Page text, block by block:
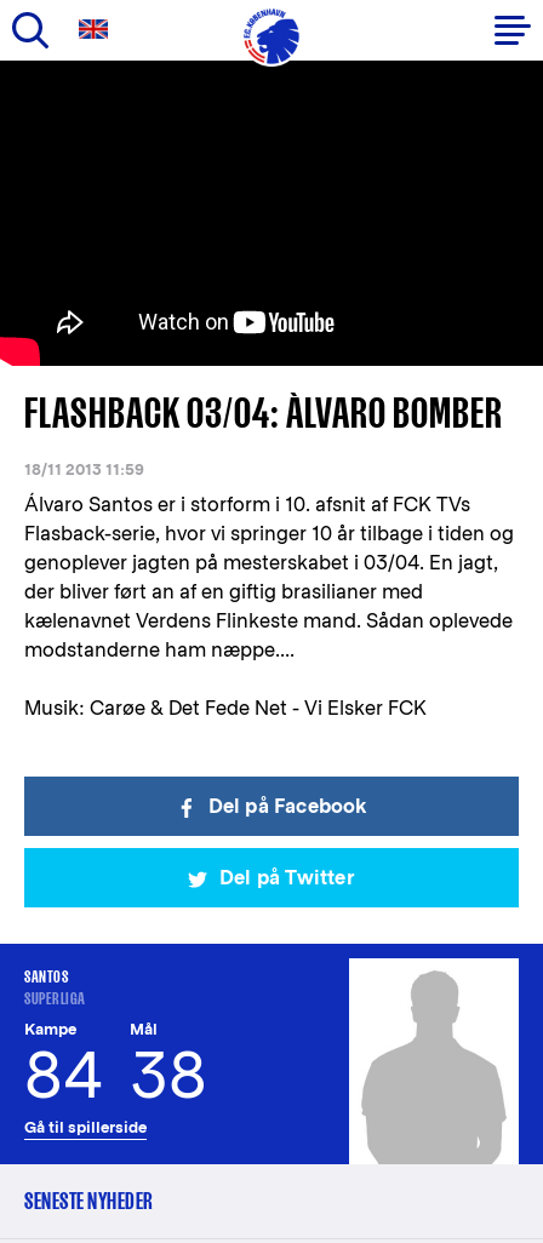
FLASHBACK 03/04: ÀLVARO BOMBER
18/11 2013 11:59
Álvaro Santos er i storform i 10. afsnit af FCK TVs
Flasback-serie, hvor vi springer 10 år tilbage i tiden og
genoplever jagten på mesterskabet i 03/04. En jagt,
der bliver ført an af en giftig brasilianer med
kælenavnet Verdens Flinkeste mand. Sådan oplevede
modstanderne ham næppe....
Musik: Carøe & Det Fede Net - Vi Elsker FCK
Del på Facebook
Del på Twitter
SANTOS
SUPERLIGA
Kampe
84
Mål
38
Gå til spillerside
SENESTE NYHEDER